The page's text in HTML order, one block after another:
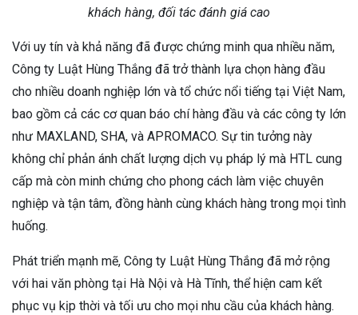
khách hàng, đối tác đánh giá cao
Với uy tín và khả năng đã được chứng minh qua nhiều năm,
Công ty Luật Hùng Thắng đã trở thành lựa chọn hàng đầu
cho nhiều doanh nghiệp lớn và tổ chức nổi tiếng tại Việt Nam,
bao gồm cả các cơ quan báo chí hàng đầu và các công ty lớn
như MAXLAND, SHA, và APROMACO. Sự tin tưởng này
không chỉ phản ánh chất lượng dịch vụ pháp lý mà HTL cung
cấp mà còn minh chứng cho phong cách làm việc chuyên
nghiệp và tận tâm, đồng hành cùng khách hàng trong mọi tình
huống.
Phát triển mạnh mẽ, Công ty Luật Hùng Thắng đã mở rộng
với hai văn phòng tại Hà Nội và Hà Tĩnh, thể hiện cam kết
phục vụ kịp thời và tối ưu cho mọi nhu cầu của khách hàng.